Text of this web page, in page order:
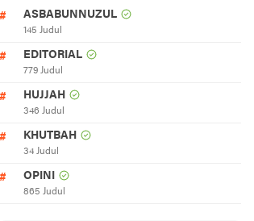
ASBABUNNUZUL
145 Judul
EDITORIAL
779 Judul
HUJJAH
346 Judul
KHUTBAH
34 Judul
OPINI
865 Judul